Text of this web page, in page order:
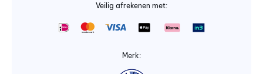
Veilig afrekenen met:
Merk: